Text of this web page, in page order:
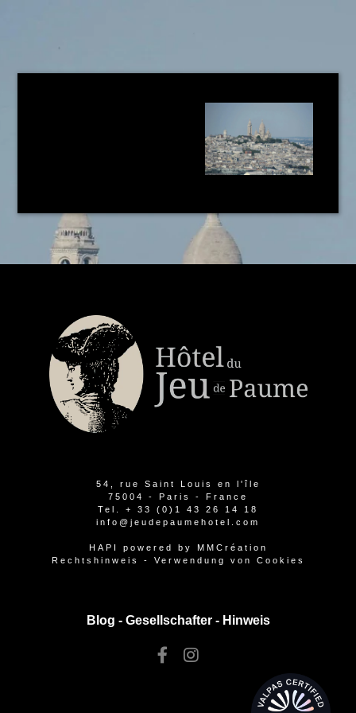
54, rue Saint Louis en l'île
75004 - Paris - France
Tel. + 33 (0)1 43 26 14 18
info@jeudepaumehotel.com
HAPI powered by MMCréation
Rechtshinweis
- Verwendung von Cookies
Blog - Gesellschafter- Hinweis